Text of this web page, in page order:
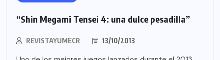
“Shin Megami Tensei 4: una dulce pesadilla”
REVISTAYUMECR 13/10/2013